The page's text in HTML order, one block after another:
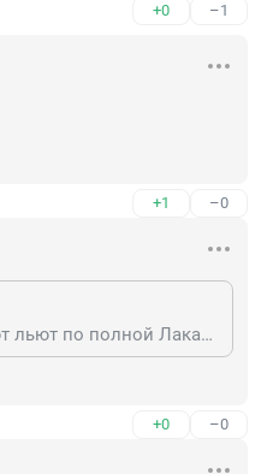
+0 –1
+1 –0
А тебе похоже не жалеют льют по полной Лакай лайка
+0 –0